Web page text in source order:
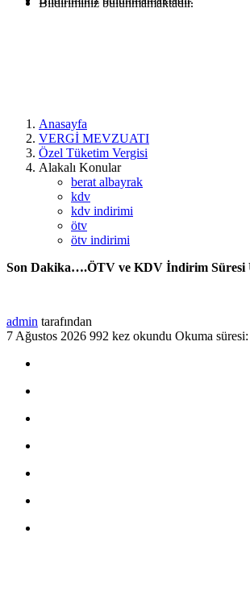
Bildiriminiz bulunmamaktadır.
Anasayfa
VERGİ MEVZUATI
Özel Tüketim Vergisi
Alakalı Konular
berat albayrak
kdv
kdv indirimi
ötv
ötv indirimi
Son Dakika….ÖTV ve KDV İndirim Süresi
admin tarafından
7 Ağustos 2026 992 kez okundu Okuma